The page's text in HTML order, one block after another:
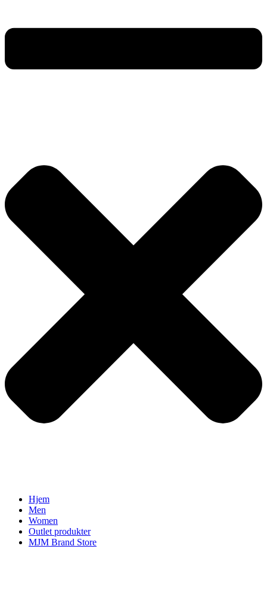
Hjem
Men
Women
Outlet produkter
MJM Brand Store